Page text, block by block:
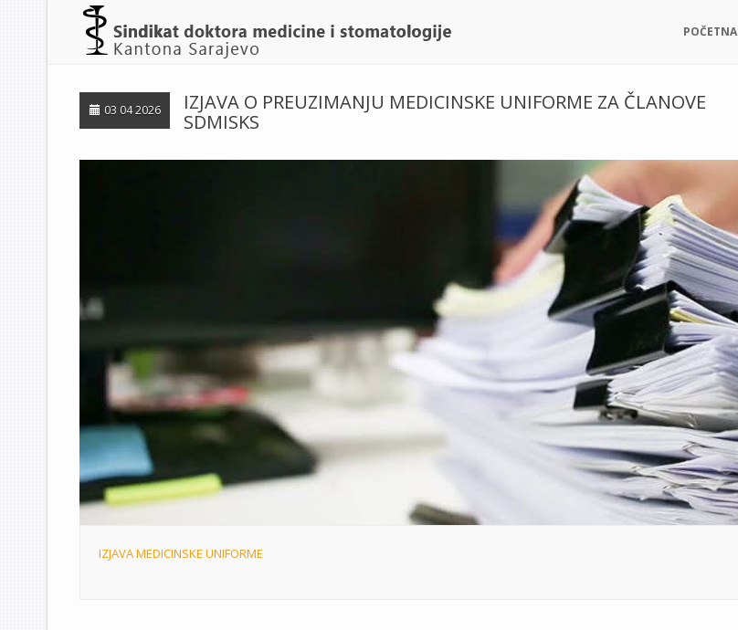
POČETNA
03 04 2026
IZJAVA O PREUZIMANJU MEDICINSKE UNIFORME ZA ČLANOVE
SDMISKS
IZJAVA MEDICINSKE UNIFORME